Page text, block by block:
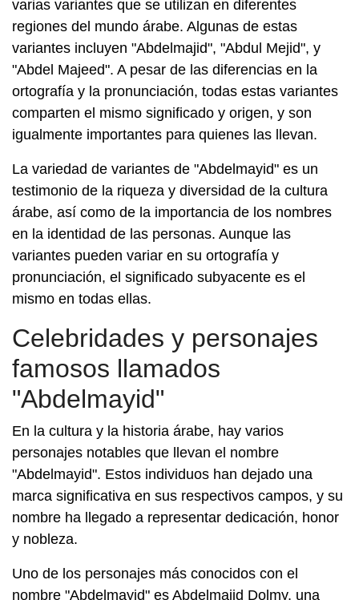
varias variantes que se utilizan en diferentes
regiones del mundo árabe. Algunas de estas
variantes incluyen "Abdelmajid", "Abdul Mejid", y
"Abdel Majeed". A pesar de las diferencias en la
ortografía y la pronunciación, todas estas variantes
comparten el mismo significado y origen, y son
igualmente importantes para quienes las llevan.
La variedad de variantes de "Abdelmayid" es un
testimonio de la riqueza y diversidad de la cultura
árabe, así como de la importancia de los nombres
en la identidad de las personas. Aunque las
variantes pueden variar en su ortografía y
pronunciación, el significado subyacente es el
mismo en todas ellas.
Celebridades y personajes
famosos llamados
"Abdelmayid"
En la cultura y la historia árabe, hay varios
personajes notables que llevan el nombre
"Abdelmayid". Estos individuos han dejado una
marca significativa en sus respectivos campos, y su
nombre ha llegado a representar dedicación, honor
y nobleza.
Uno de los personajes más conocidos con el
nombre "Abdelmayid" es Abdelmajid Dolmy, una